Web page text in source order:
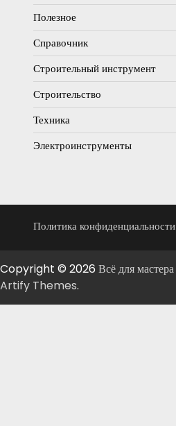
Полезное
Справочник
Строительный инструмент
Строительство
Техника
Электроинструменты
Политика конфиденциальности
Copyright © 2026 Всё для мастера
Artify Themes.